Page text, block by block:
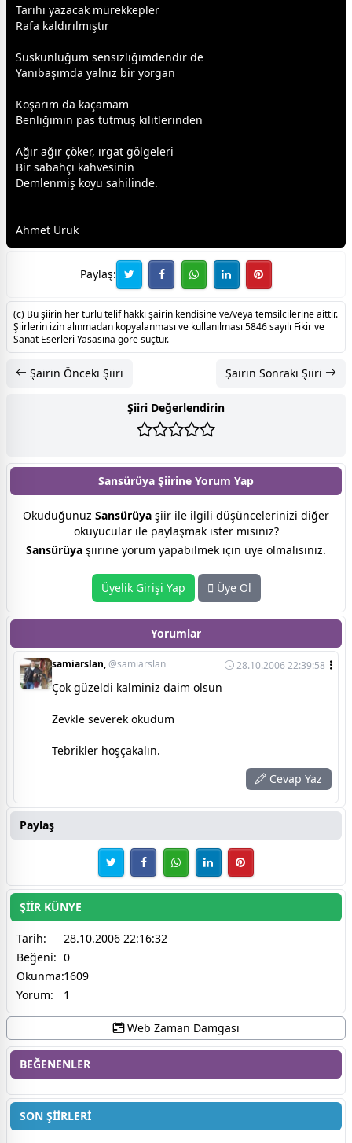
Tarihi yazacak mürekkepler
Rafa kaldırılmıştır
Suskunluğum sensizliğimdendir de
Yanıbaşımda yalnız bir yorgan
Koşarım da kaçamam
Benliğimin pas tutmuş kilitlerinden
Ağır ağır çöker, ırgat gölgeleri
Bir sabahçı kahvesinin
Demlenmiş koyu sahilinde.
Ahmet Uruk
Paylaş:
(c) Bu şiirin her türlü telif hakkı şairin kendisine ve/veya temsilcilerine aittir.
Şiirlerin izin alınmadan kopyalanması ve kullanılması 5846 sayılı Fikir ve
Sanat Eserleri Yasasına göre suçtur.
Şairin Önceki Şiiri Şairin Sonraki Şiiri
Şiiri Değerlendirin
Sansürüya Şiirine Yorum Yap
Okuduğunuz Sansürüya şiir ile ilgili düşüncelerinizi diğer
okuyucular ile paylaşmak ister misiniz?
Sansürüya şiirine yorum yapabilmek için üye olmalısınız.
Üyelik Girişi Yap Üye Ol
Yorumlar
samiarslan,@samiarslan 28.10.2006 22:39:58
Çok güzeldi kalminiz daim olsun
Zevkle severek okudum
Tebrikler hoşçakalın.
Cevap Yaz
Paylaş
ŞİİR KÜNYE
Tarih:
28.10.2006 22:16:32
Beğeni: 0
Okunma:1609
Yorum:
1
Web Zaman Damgası
BEĞENENLER
SON ŞİİRLERİ